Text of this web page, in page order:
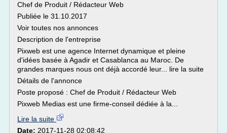
Chef de Produit / Rédacteur Web
Publiée le 31.10.2017
Voir toutes nos annonces
Description de l'entreprise
Pixweb est une agence Internet dynamique et pleine
d'idées basée à Agadir et Casablanca au Maroc. De
grandes marques nous ont déjà accordé leur... lire la suite
Détails de l'annonce
Poste proposé : Chef de Produit / Rédacteur Web
Pixweb Medias est une firme-conseil dédiée à la...
Lire la suite
Date: 2017-11-28 02:08:42